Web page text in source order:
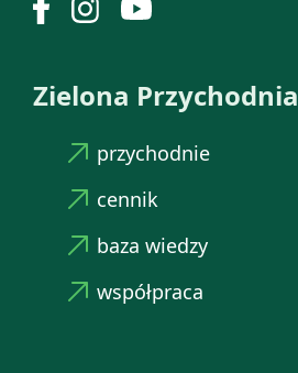
Zielona Przychodnia
przychodnie
cennik
baza wiedzy
współpraca